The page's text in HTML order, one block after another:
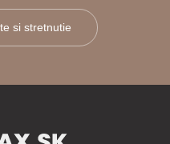
si stretnutie